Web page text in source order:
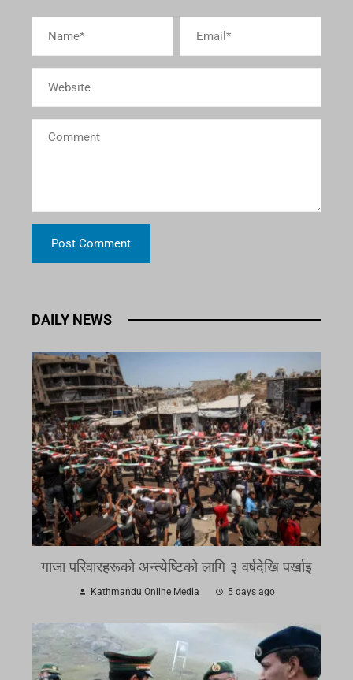
DAILY NEWS
गाजा परिवारहरूको अन्त्येष्टिको लागि ३ वर्षदेखि पर्खाइ
Kathmandu Online Media 5 days ago